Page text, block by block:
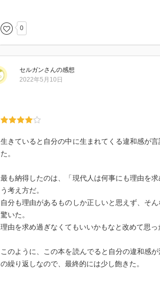
燻っているものは、長く燃えている。
このように本書で得る気づきから、自分の思考
は行動にも影響を与えてくれるものもある。１
気づきが得られれば本書を買う価値はあったと
0
セルガンさんの感想
2022年5月10日
生きていると自分の中に生まれてくる違和感が
た。
最も納得したのは、「現代人は何事にも理由を
う考え方だ。
自分も理由があるものしか正しいと思えず、そ
驚いた。
理由を求め過ぎなくてもいいかもなと改めて思っ
このように、この本を読んでると自分の違和感
の繰り返しなので、最終的には少し飽きた。